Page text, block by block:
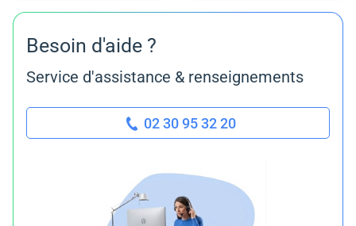
Besoin d'aide ?
Service d'assistance & renseignements
02 30 95 32 20